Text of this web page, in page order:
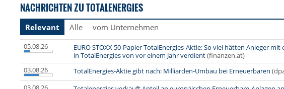
NACHRICHTEN ZU TOTALENERGIES
Relevant Alle vom Unternehmen
05.08.26
EURO STOXX 50-Papier TotalEnergies-Aktie: So viel hätten Anleger
in TotalEnergies von vor einem Jahr verdient(finanzen.at)
03.08.26
TotalEnergies-Aktie gibt nach: Milliarden-Umbau bei Erneuerbaren